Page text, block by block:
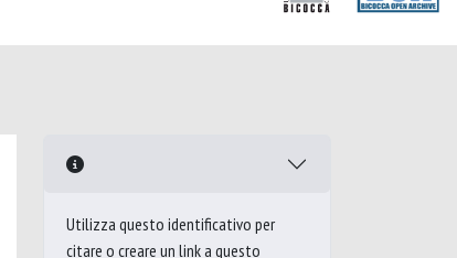
Utilizza questo identificativo per
citare o creare un link a questo